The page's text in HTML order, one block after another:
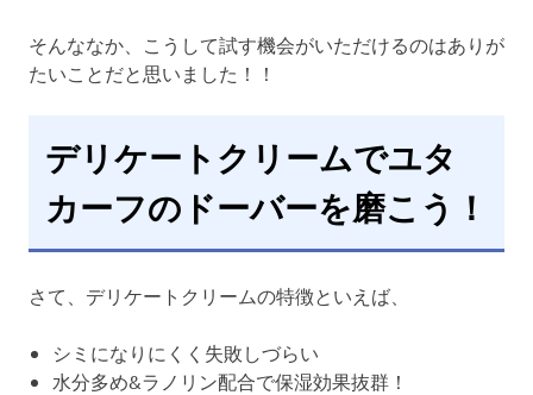
そんななか、こうして試す機会がいただけるのはありが
たいことだと思いました！！
デリケートクリームでユタ
カーフのドーバーを磨こう！
さて、デリケートクリームの特徴といえば、
シミになりにくく失敗しづらい
水分多め&ラノリン配合で保湿効果抜群！